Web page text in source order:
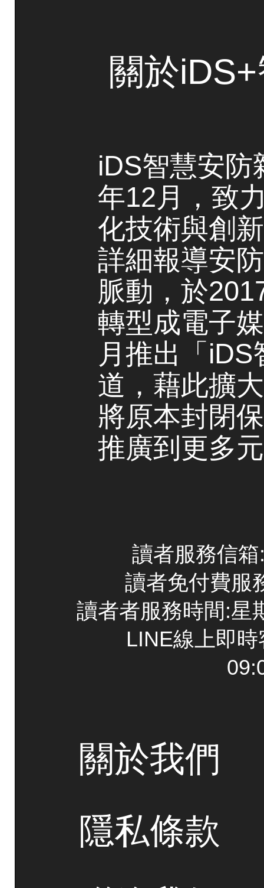
關於
iDS智慧安防
年12月，致
化技術與創
詳細報導安
脈動，於
轉型成電子
月推出「
道，藉此擴
將原本封閉
推廣到更多
讀者服務信
讀者免付費服
讀者者服務時間:星
LINE線上即
關於我們
隱私條款